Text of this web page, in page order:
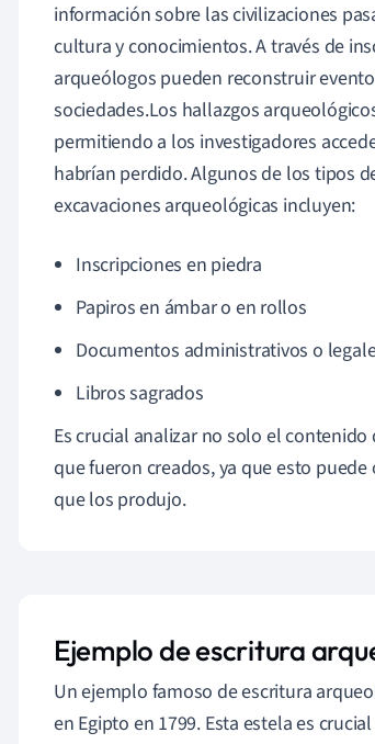
información sobre las civilizaciones
cultura y conocimientos. A través de
arqueólogos pueden reconstruir
sociedades.Los hallazgos
permitiendo a los investigadores
habrían perdido. Algunos de los tipos
excavaciones arqueológicas incluyen:
Inscripciones en piedra
Papiros en ámbar o en rollos
Documentos administrativos o
Libros sagrados
Es crucial analizar no solo el
que fueron creados, ya que esto
que los produjo.
Ejemplo de escritura
Un ejemplo famoso de escritura
en Egipto en 1799. Esta estela es